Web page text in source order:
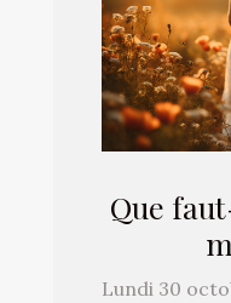
Que
Lundi 30